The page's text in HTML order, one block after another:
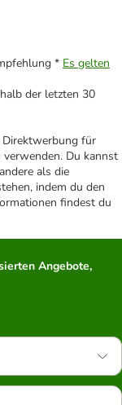
* Es gelten
der letzten 30
für
Du kannst
als die
indem du den
findest du
Angebote,